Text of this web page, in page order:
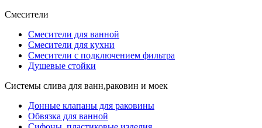
Смесители
Смесители для ванной
Смесители для кухни
Смесители с подключением фильтра
Душевые стойки
Системы слива для ванн,раковин и моек
Донные клапаны для раковины
Обвязка для ванной